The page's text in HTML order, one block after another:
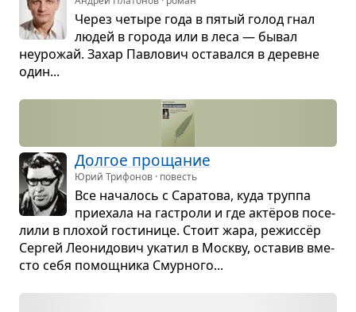
Через четыре года в пятый голод гнал
людей в города или в леса — бывал
неуро­жай. Захар Пав­ло­вич оста­вался в деревне
один...
Дол­гое про­ща­ние
Юрий Трифонов · повесть
Все нача­лось с Сара­това, куда труппа
при­е­хала на гастроли и где актёров посе­
лили в пло­хой гости­нице. Стоит жара, режис­сёр
Сер­гей Лео­ни­до­вич ука­тил в Москву, оста­вив вме­
сто себя помощ­ника Смур­ного...